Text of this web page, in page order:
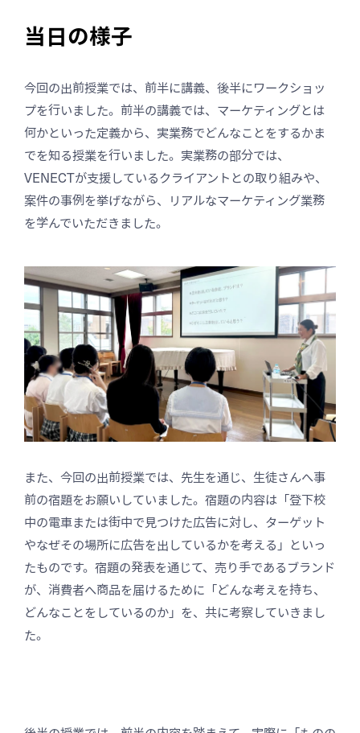
当日の様子
今回の出前授業では、前半に講義、後半にワークショッ
プを行いました。前半の講義では、マーケティングとは
何かといった定義から、実業務でどんなことをするかま
でを知る授業を行いました。実業務の部分では、
VENECTが支援しているクライアントとの取り組みや、
案件の事例を挙げながら、リアルなマーケティング業務
を学んでいただきました。
また、今回の出前授業では、先生を通じ、生徒さんへ事
前の宿題をお願いしていました。宿題の内容は「登下校
中の電車または街中で見つけた広告に対し、ターゲット
やなぜその場所に広告を出しているかを考える」といっ
たものです。宿題の発表を通じて、売り手であるブランド
が、消費者へ商品を届けるために「どんな考えを持ち、
どんなことをしているのか」を、共に考察していきまし
た。